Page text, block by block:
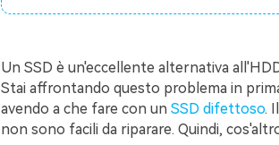
Un SSD è un'eccellente alternativa
Stai affrontando questo problema in
avendo a che fare con un SSD difettoso.
non sono facili da riparare. Quindi,